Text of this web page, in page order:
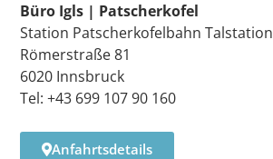
Büro Igls | Patscherkofel
Station Patscherkofelbahn Talstation
Römerstraße 81
6020 Innsbruck
Tel: +43 699 107 90 160
Anfahrtsdetails